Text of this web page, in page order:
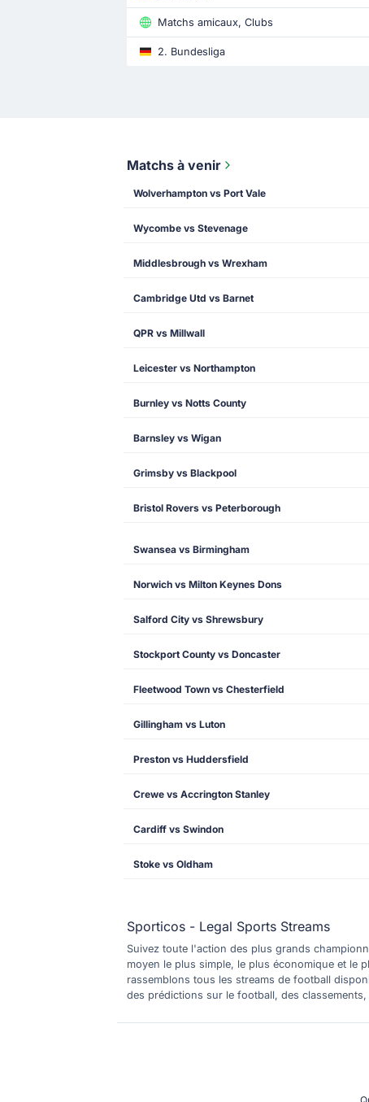
Matchs amicaux, Clubs
2. Bundesliga
Matchs à venir
Wolverhampton vs Port Vale
Wycombe vs Stevenage
Middlesbrough vs Wrexham
Cambridge Utd vs Barnet
QPR vs Millwall
Leicester vs Northampton
Burnley vs Notts County
Barnsley vs Wigan
Grimsby vs Blackpool
Bristol Rovers vs Peterborough
Swansea vs Birmingham
Norwich vs Milton Keynes Dons
Salford City vs Shrewsbury
Stockport County vs Doncaster
Fleetwood Town vs Chesterfield
Gillingham vs Luton
Preston vs Huddersfield
Crewe vs Accrington Stanley
Cardiff vs Swindon
Stoke vs Oldham
Sporticos - Legal Sports Streams
Suivez toute l'action des plus grands
moyen le plus simple, le plus économique et le
rassemblons tous les streams de football
des prédictions sur le football, des